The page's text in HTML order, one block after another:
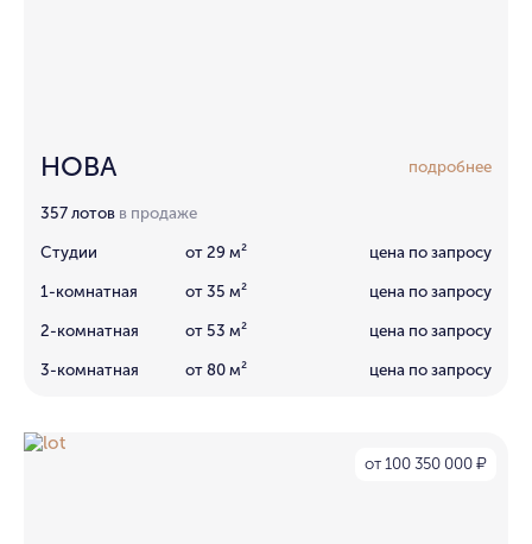
НОВА подробнее
357 лотов в продаже
Студии от 29 м² цена по запросу
1-комнатная от 35 м² цена по запросу
2-комнатная от 53 м² цена по запросу
3-комнатная от 80 м² цена по запросу
от 100 350 000 ₽